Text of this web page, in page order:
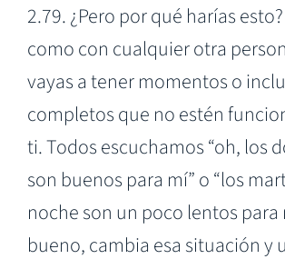
2.79. ¿Pero por qué harías
como con cualquier otra
vayas a tener momentos o
completos que no estén
ti. Todos escuchamos “oh, los
son buenos para mí” o “los
noche son un poco lentos
bueno, cambia esa situación y